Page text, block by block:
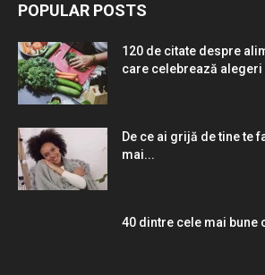
POPULAR POSTS
120 de citate despre
care celebrează alegeri
De ce ai grijă de tine te
mai...
40 dintre cele mai bune